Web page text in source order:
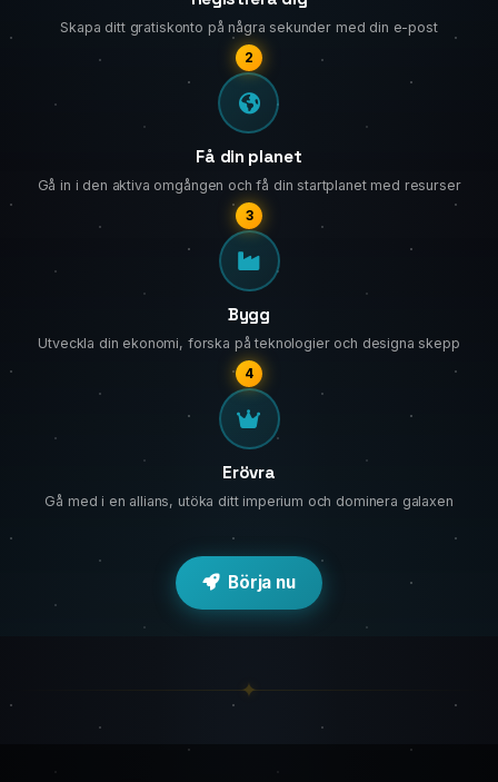
Skapa ditt gratiskonto på några sekunder med din e-post
2
Få din planet
Gå in i den aktiva omgången och få din startplanet med resurser
3
Bygg
Utveckla din ekonomi, forska på teknologier och designa skepp
4
Erövra
Gå med i en allians, utöka ditt imperium och dominera galaxen
Börja nu